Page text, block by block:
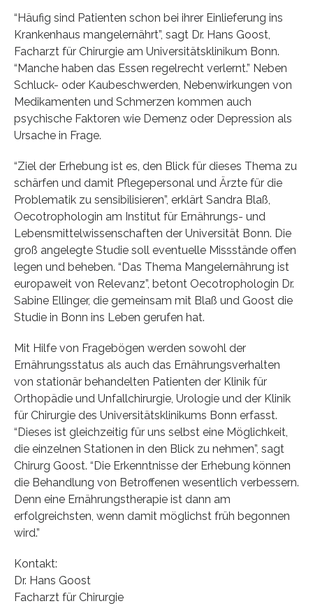
“Häufig sind Patienten schon bei ihrer Einlieferung ins
Krankenhaus mangelernährt”, sagt Dr. Hans Goost,
Facharzt für Chirurgie am Universitätsklinikum Bonn.
“Manche haben das Essen regelrecht verlernt.” Neben
Schluck- oder Kaubeschwerden, Nebenwirkungen von
Medikamenten und Schmerzen kommen auch
psychische Faktoren wie Demenz oder Depression als
Ursache in Frage.
“Ziel der Erhebung ist es, den Blick für dieses Thema zu
schärfen und damit Pflegepersonal und Ärzte für die
Problematik zu sensibilisieren”, erklärt Sandra Blaß,
Oecotrophologin am Institut für Ernährungs- und
Lebensmittelwissenschaften der Universität Bonn. Die
groß angelegte Studie soll eventuelle Missstände offen
legen und beheben. “Das Thema Mangelernährung ist
europaweit von Relevanz”, betont Oecotrophologin Dr.
Sabine Ellinger, die gemeinsam mit Blaß und Goost die
Studie in Bonn ins Leben gerufen hat.
Mit Hilfe von Fragebögen werden sowohl der
Ernährungsstatus als auch das Ernährungsverhalten
von stationär behandelten Patienten der Klinik für
Orthopädie und Unfallchirurgie, Urologie und der Klinik
für Chirurgie des Universitätsklinikums Bonn erfasst.
“Dieses ist gleichzeitig für uns selbst eine Möglichkeit,
die einzelnen Stationen in den Blick zu nehmen”, sagt
Chirurg Goost. “Die Erkenntnisse der Erhebung können
die Behandlung von Betroffenen wesentlich verbessern.
Denn eine Ernährungstherapie ist dann am
erfolgreichsten, wenn damit möglichst früh begonnen
wird.”
Kontakt:
Dr. Hans Goost
Facharzt für Chirurgie